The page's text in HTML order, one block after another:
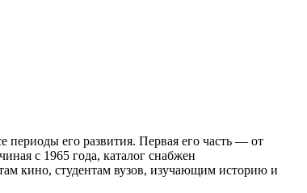
его развития. Первая его часть — от
с 1965 года, каталог снабжен
кино, студентам вузов, изучающим историю и